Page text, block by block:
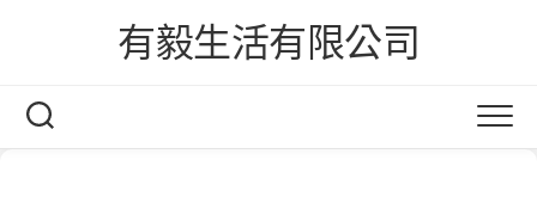
有毅生活有限公司